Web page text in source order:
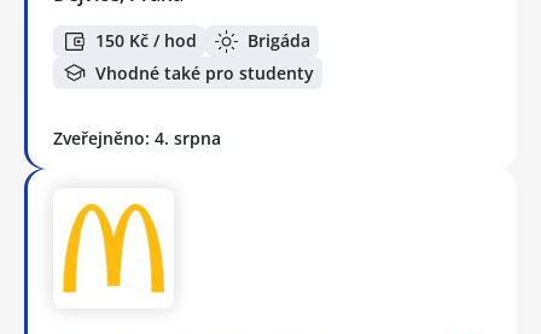
150 Kč / hod
Brigáda
Vhodné také pro studenty
Zveřejněno: 4. srpna